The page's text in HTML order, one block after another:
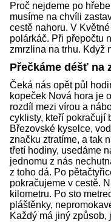
Proč nejdeme po
musíme na chvíli
cestě nahoru. V
polárkáč. Při přepočtu
zmrzlina na trhu. Když
Přečkáme déšť na
Čeká nás opět půl
kopeček Nová hora je
rozdíl mezi vírou a
cyklisty, kteří pokračují
Březovské kyselce,
značku ztratíme, a tak
třetí hodiny, usedáme
jednomu z nás
z toho dá. Po
pokračujeme v cestě.
kilometru. Po sto
pláštěnky,
Každý má jiný způsob,